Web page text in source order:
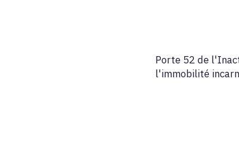
Porte 52 de
l'immobilité